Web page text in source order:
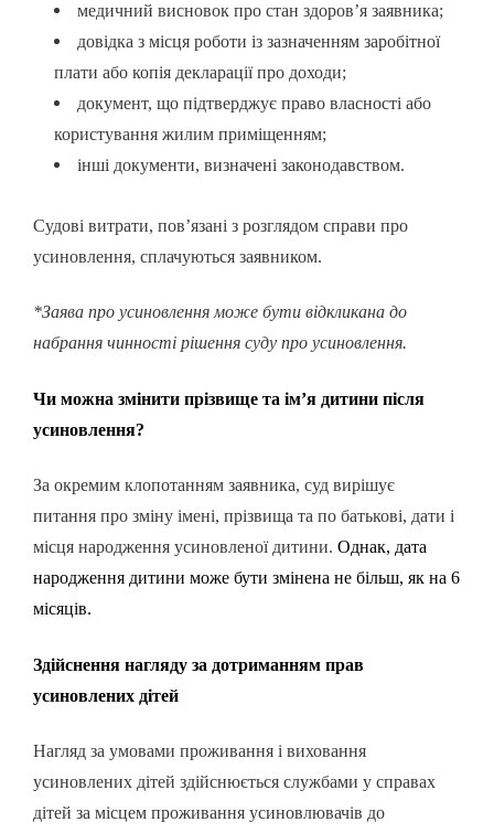
медичний висновок про стан здоров’я заявника;
довідка з місця роботи із зазначенням заробітної
плати або копія декларації про доходи;
документ, що підтверджує право власності або
користування жилим приміщенням;
інші документи, визначені законодавством.
Судові витрати, пов’язані з розглядом справи про
усиновлення, сплачуються заявником.
*Заява про усиновлення може бути відкликана до
набрання чинності рішення суду про усиновлення.
Чи можна змінити прізвище та ім’я дитини після
усиновлення?
За окремим клопотанням заявника, суд вирішує
питання про зміну імені, прізвища та по батькові, дати і
місця народження усиновленої дитини. Однак, дата
народження дитини може бути змінена не більш, як на 6
місяців.
Здійснення нагляду за дотриманням прав
усиновлених дітей
Нагляд за умовами проживання і виховання
усиновлених дітей здійснюється службами у справах
дітей за місцем проживання усиновлювачів до